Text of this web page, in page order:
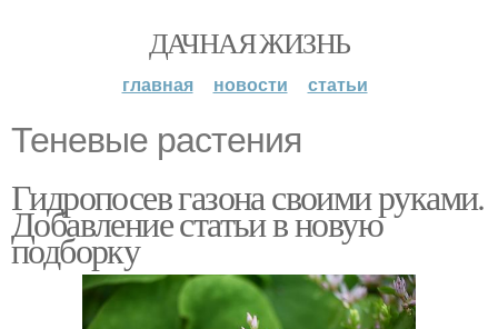
ДАЧНАЯ ЖИЗНЬ
главная новости статьи
Теневые растения
Гидропосев газона своими руками.
Добавление статьи в новую
подборку